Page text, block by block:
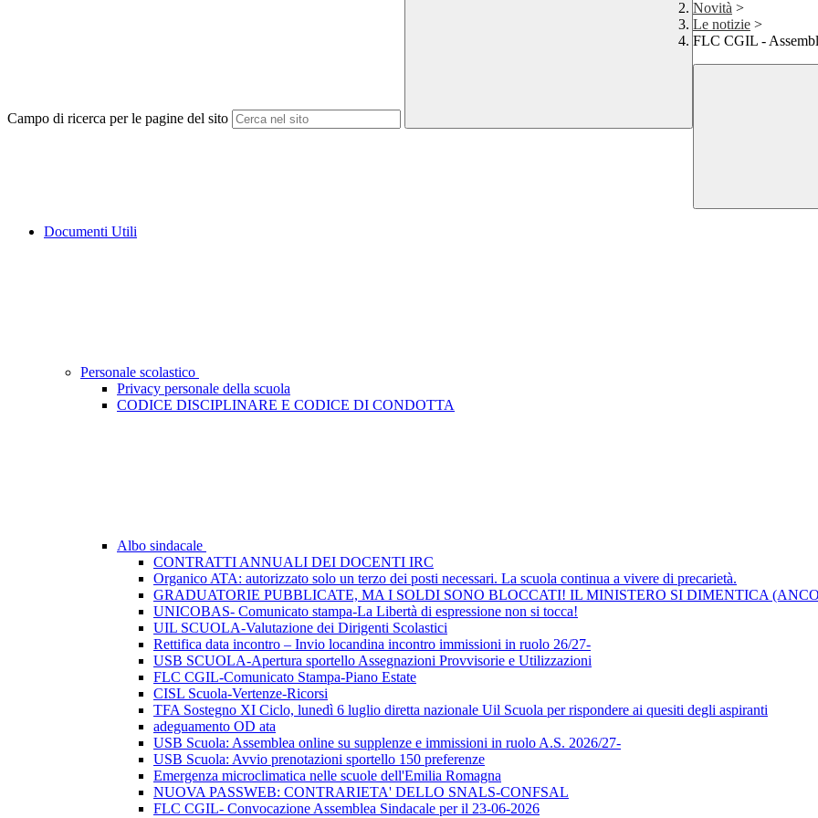
Campo di ricerca per le pagine del sito
Novità >
Le notizie >
FLC CGIL -
Documenti Utili
Personale scolastico
Privacy personale della scuola
CODICE DISCIPLINARE E CODICE DI CONDOTTA
Albo sindacale
CONTRATTI ANNUALI DEI DOCENTI IRC
Organico ATA: autorizzato solo un terzo dei posti necessari. La scuola continua a vivere di precarietà.
GRADUATORIE PUBBLICATE, MA I SOLDI SONO BLOCCATI! IL MINISTERO SI DIMENTICA
UNICOBAS- Comunicato stampa-La Libertà di espressione non si tocca!
UIL SCUOLA-Valutazione dei Dirigenti Scolastici
Rettifica data incontro – Invio locandina incontro immissioni in ruolo 26/27-
USB SCUOLA-Apertura sportello Assegnazioni Provvisorie e Utilizzazioni
FLC CGIL-Comunicato Stampa-Piano Estate
CISL Scuola-Vertenze-Ricorsi
TFA Sostegno XI Ciclo, lunedì 6 luglio diretta nazionale Uil Scuola per rispondere ai quesiti degli aspiranti
adeguamento OD ata
USB Scuola: Assemblea online su supplenze e immissioni in ruolo A.S. 2026/27-
USB Scuola: Avvio prenotazioni sportello 150 preferenze
Emergenza microclimatica nelle scuole dell'Emilia Romagna
NUOVA PASSWEB: CONTRARIETA' DELLO SNALS-CONFSAL
FLC CGIL- Convocazione Assemblea Sindacale per il 23-06-2026